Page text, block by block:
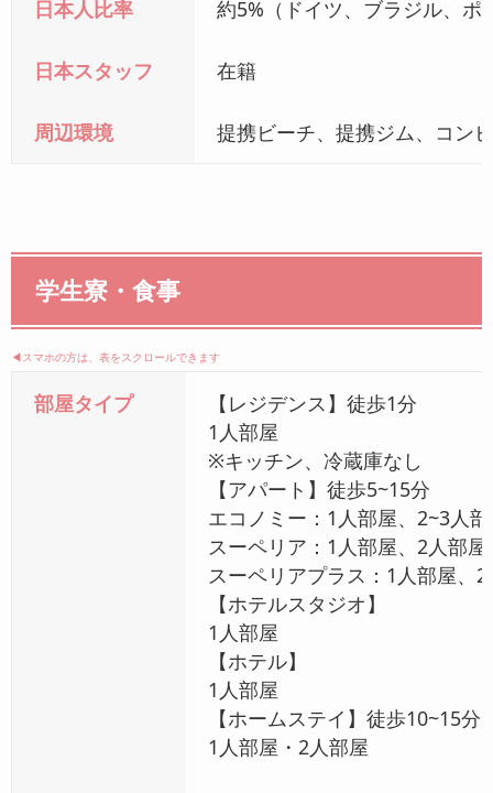
日本人比率 約5%（ドイツ、ブラジル、
日本スタッフ 在籍
周辺環境 提携ビーチ、提携ジム、コン
学生寮・食事
◀︎スマホの方は、表をスクロールできます
部屋タイプ
【レジデンス】徒歩1分
1人部屋
※キッチン、冷蔵庫なし
【アパート】徒歩5~15分
エコノミー：1人部屋、2~3人
スーペリア：1人部屋、2人部屋
スーペリアプラス：1人部屋、
【ホテルスタジオ】
1人部屋
【ホテル】
1人部屋
【ホームステイ】徒歩10~15分
1人部屋・2人部屋